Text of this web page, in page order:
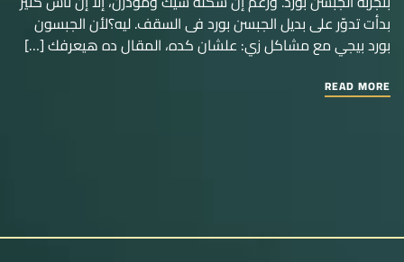
بدأت تدوّر على بديل الجبسن بورد فى السقف. ليه؟لأن الجبسون
بورد بيجي مع مشاكل زي: علشان كده، المقال ده هيعرفك […]
READ MORE